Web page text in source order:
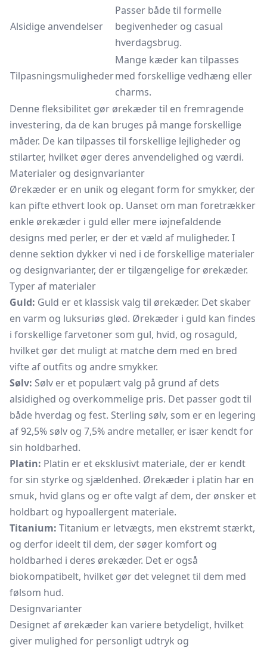
Alsidige anvendelser
Passer både til formelle
begivenheder og casual
hverdagsbrug.
Tilpasningsmuligheder
Mange kæder kan tilpasses
med forskellige vedhæng eller
charms.
Denne fleksibilitet gør ørekæder til en fremragende
investering, da de kan bruges på mange forskellige
måder. De kan tilpasses til forskellige lejligheder og
stilarter, hvilket øger deres anvendelighed og værdi.
Materialer og designvarianter
Ørekæder er en unik og elegant form for smykker, der
kan pifte ethvert look op. Uanset om man foretrækker
enkle ørekæder i guld eller mere iøjnefaldende
designs med perler, er der et væld af muligheder. I
denne sektion dykker vi ned i de forskellige materialer
og designvarianter, der er tilgængelige for ørekæder.
Typer af materialer
Guld: Guld er et klassisk valg til ørekæder. Det skaber
en varm og luksuriøs glød. Ørekæder i guld kan findes
i forskellige farvetoner som gul, hvid, og rosaguld,
hvilket gør det muligt at matche dem med en bred
vifte af outfits og andre smykker.
Sølv: Sølv er et populært valg på grund af dets
alsidighed og overkommelige pris. Det passer godt til
både hverdag og fest. Sterling sølv, som er en legering
af 92,5% sølv og 7,5% andre metaller, er især kendt for
sin holdbarhed.
Platin: Platin er et eksklusivt materiale, der er kendt
for sin styrke og sjældenhed. Ørekæder i platin har en
smuk, hvid glans og er ofte valgt af dem, der ønsker et
holdbart og hypoallergent materiale.
Titanium: Titanium er letvægts, men ekstremt stærkt,
og derfor ideelt til dem, der søger komfort og
holdbarhed i deres ørekæder. Det er også
biokompatibelt, hvilket gør det velegnet til dem med
følsom hud.
Designvarianter
Designet af ørekæder kan variere betydeligt, hvilket
giver mulighed for personligt udtryk og